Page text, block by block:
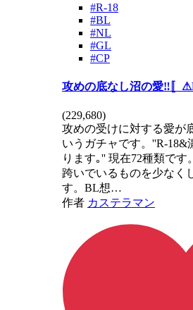
#R-18
#BL
#NL
#GL
#CP
攻めの底なし沼の愛‼️〚
(229,680)
攻めの受けに対する愛が
いうガチャです。''R-18&
ります｡'' 現在72種類で
跨いでいるものを少なく
す。BL想…
作者 カステラマン